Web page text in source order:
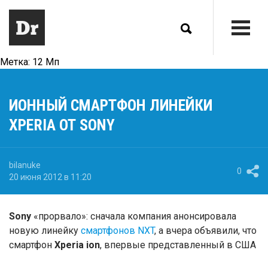
Метка: 12 Мп
ИОННЫЙ СМАРТФОН ЛИНЕЙКИ
XPERIA ОТ SONY
bilanuke
20 июня 2012 в 11:20
0
Sony «прорвало»: сначала компания анонсировала
новую линейку смартфонов NXT, а вчера объявили, что
смартфон Xperia ion, впервые представленный в США